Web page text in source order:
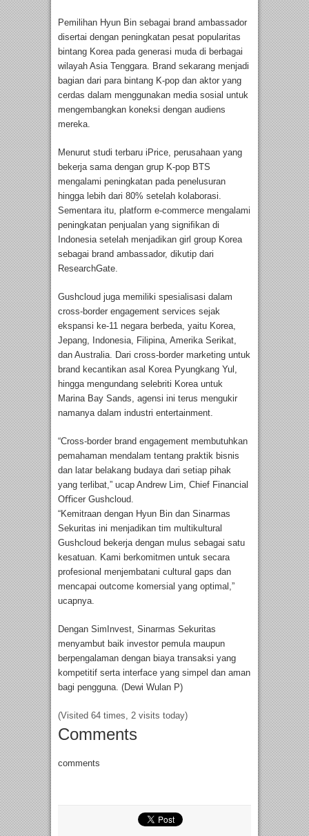
Pemilihan Hyun Bin sebagai brand ambassador
disertai dengan peningkatan pesat popularitas
bintang Korea pada generasi muda di berbagai
wilayah Asia Tenggara. Brand sekarang menjadi
bagian dari para bintang K-pop dan aktor yang
cerdas dalam menggunakan media sosial untuk
mengembangkan koneksi dengan audiens
mereka.
Menurut studi terbaru iPrice, perusahaan yang
bekerja sama dengan grup K-pop BTS
mengalami peningkatan pada penelusuran
hingga lebih dari 80% setelah kolaborasi.
Sementara itu, platform e-commerce mengalami
peningkatan penjualan yang signiﬁkan di
Indonesia setelah menjadikan girl group Korea
sebagai brand ambassador, dikutip dari
ResearchGate.
Gushcloud juga memiliki spesialisasi dalam
cross-border engagement services sejak
ekspansi ke-11 negara berbeda, yaitu Korea,
Jepang, Indonesia, Filipina, Amerika Serikat,
dan Australia. Dari cross-border marketing untuk
brand kecantikan asal Korea Pyungkang Yul,
hingga mengundang selebriti Korea untuk
Marina Bay Sands, agensi ini terus mengukir
namanya dalam industri entertainment.
“Cross-border brand engagement membutuhkan
pemahaman mendalam tentang praktik bisnis
dan latar belakang budaya dari setiap pihak
yang terlibat,” ucap Andrew Lim, Chief Financial
Oﬃcer Gushcloud.
“Kemitraan dengan Hyun Bin dan Sinarmas
Sekuritas ini menjadikan tim multikultural
Gushcloud bekerja dengan mulus sebagai satu
kesatuan. Kami berkomitmen untuk secara
profesional menjembatani cultural gaps dan
mencapai outcome komersial yang optimal,”
ucapnya.
Dengan SimInvest, Sinarmas Sekuritas
menyambut baik investor pemula maupun
berpengalaman dengan biaya transaksi yang
kompetitif serta interface yang simpel dan aman
bagi pengguna. (Dewi Wulan P)
(Visited 64 times, 2 visits today)
Comments
comments